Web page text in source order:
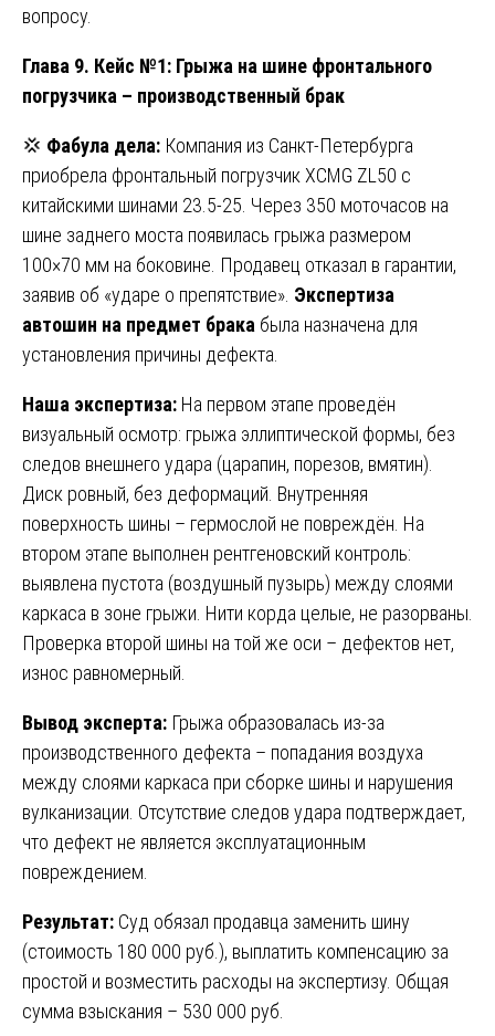
вопросу.
Глава 9. Кейс №1: Грыжа на шине фронтального
погрузчика – производственный брак
💢 Фабула дела: Компания из Санкт-Петербурга
приобрела фронтальный погрузчик XCMG ZL50 с
китайскими шинами 23.5-25. Через 350 моточасов на
шине заднего моста появилась грыжа размером
100×70 мм на боковине. Продавец отказал в гарантии,
заявив об «ударе о препятствие». Экспертиза
автошин на предмет брака была назначена для
установления причины дефекта.
Наша экспертиза: На первом этапе проведён
визуальный осмотр: грыжа эллиптической формы, без
следов внешнего удара (царапин, порезов, вмятин).
Диск ровный, без деформаций. Внутренняя
поверхность шины – гермослой не повреждён. На
втором этапе выполнен рентгеновский контроль:
выявлена пустота (воздушный пузырь) между слоями
каркаса в зоне грыжи. Нити корда целые, не разорваны.
Проверка второй шины на той же оси – дефектов нет,
износ равномерный.
Вывод эксперта: Грыжа образовалась из-за
производственного дефекта – попадания воздуха
между слоями каркаса при сборке шины и нарушения
вулканизации. Отсутствие следов удара подтверждает,
что дефект не является эксплуатационным
повреждением.
Результат: Суд обязал продавца заменить шину
(стоимость 180 000 руб.), выплатить компенсацию за
простой и возместить расходы на экспертизу. Общая
сумма взыскания – 530 000 руб.